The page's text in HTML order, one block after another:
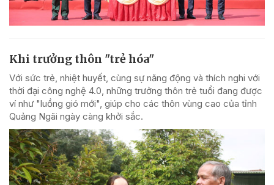
Khi trưởng thôn "trẻ hóa"
Với sức trẻ, nhiệt huyết, cùng sự năng động và thích nghi với
thời đại công nghệ 4.0, những trưởng thôn trẻ tuổi đang được
ví như "luồng gió mới", giúp cho các thôn vùng cao của tỉnh
Quảng Ngãi ngày càng khởi sắc.